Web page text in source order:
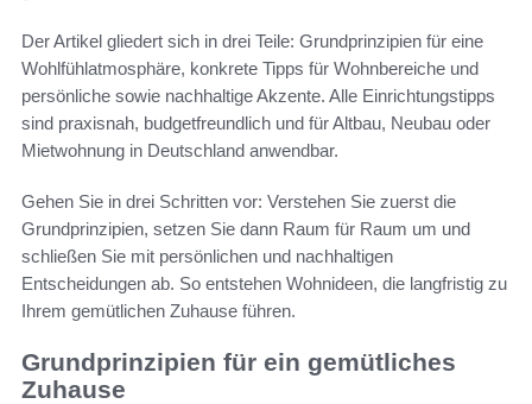
Der Artikel gliedert sich in drei Teile: Grundprinzipien für eine
Wohlfühlatmosphäre, konkrete Tipps für Wohnbereiche und
persönliche sowie nachhaltige Akzente. Alle Einrichtungstipps
sind praxisnah, budgetfreundlich und für Altbau, Neubau oder
Mietwohnung in Deutschland anwendbar.
Gehen Sie in drei Schritten vor: Verstehen Sie zuerst die
Grundprinzipien, setzen Sie dann Raum für Raum um und
schließen Sie mit persönlichen und nachhaltigen
Entscheidungen ab. So entstehen Wohnideen, die langfristig zu
Ihrem gemütlichen Zuhause führen.
Grundprinzipien für ein gemütliches
Zuhause